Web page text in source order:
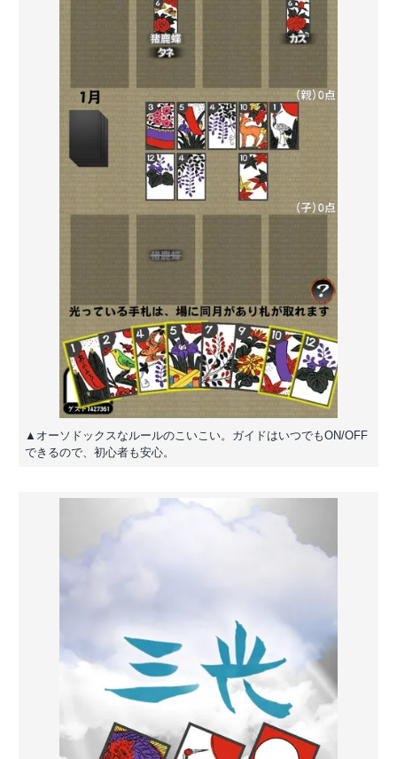
▲オーソドックスなルールのこいこい。ガイドはいつでもON/OFF
できるので、初心者も安心。